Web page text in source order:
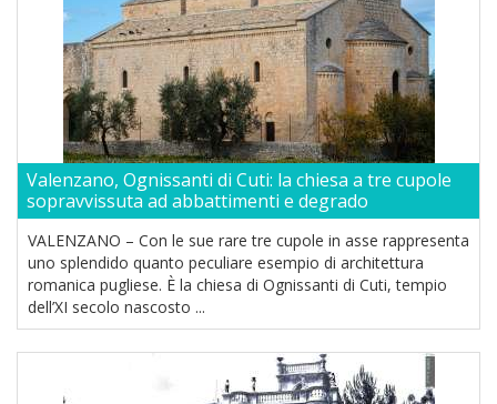
Valenzano, Ognissanti di Cuti: la chiesa a tre cupole
sopravvissuta ad abbattimenti e degrado
VALENZANO – Con le sue rare tre cupole in asse rappresenta
uno splendido quanto peculiare esempio di architettura
romanica pugliese. È la chiesa di Ognissanti di Cuti, tempio
dell’XI secolo nascosto ...